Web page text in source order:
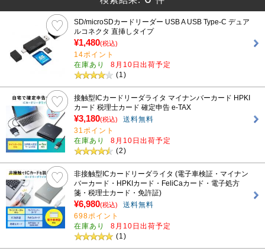
SD/microSDカードリーダー USB A USB Type-C デュア
ルコネクタ 直挿しタイプ
¥1,480(税込)
14ポイント
在庫あり
8月10日出荷予定
(1)
接触型ICカードリーダライタ マイナンバーカード HPKI
カード 税理士カード 確定申告 e-TAX
¥3,180(税込)
送料無料
31ポイント
在庫あり
8月10日出荷予定
(2)
非接触型ICカードリーダライタ (電子車検証・マイナン
バーカード・HPKIカード・FeliCaカード・電子処方
箋・税理士カード・免許証)
¥6,980(税込)
送料無料
698ポイント
在庫あり
8月10日出荷予定
(1)